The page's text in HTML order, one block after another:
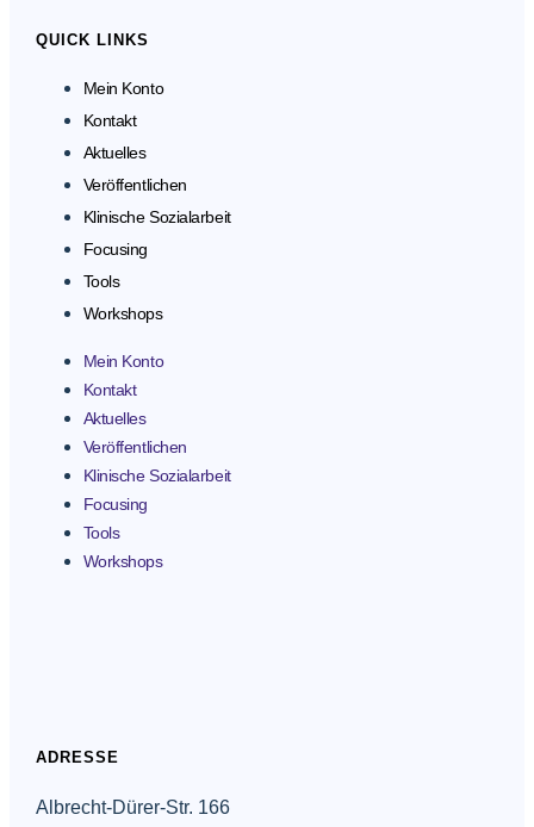
QUICK LINKS
Mein Konto
Kontakt
Aktuelles
Veröffentlichen
Klinische Sozialarbeit
Focusing
Tools
Workshops
Mein Konto
Kontakt
Aktuelles
Veröffentlichen
Klinische Sozialarbeit
Focusing
Tools
Workshops
ADRESSE
Albrecht-Dürer-Str. 166